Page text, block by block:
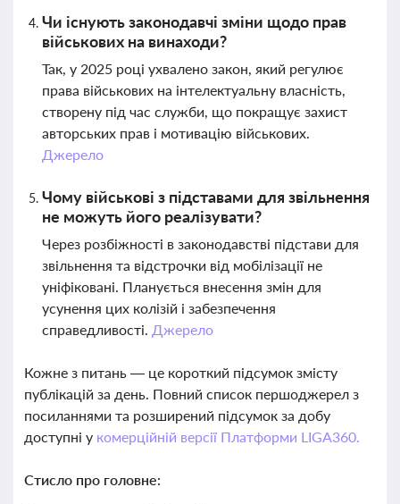
Чи існують законодавчі зміни щодо прав
військових на винаходи?
Так, у 2025 році ухвалено закон, який регулює
права військових на інтелектуальну власність,
створену під час служби, що покращує захист
авторських прав і мотивацію військових.
Джерело
Чому військові з підставами для звільнення
не можуть його реалізувати?
Через розбіжності в законодавстві підстави для
звільнення та відстрочки від мобілізації не
уніфіковані. Планується внесення змін для
усунення цих колізій і забезпечення
справедливості. Джерело
Кожне з питань — це короткий підсумок змісту
публікацій за день. Повний список першоджерел з
посиланнями та розширений підсумок за добу
доступні у комерційній версії Платформи LIGA360.
Стисло про головне: